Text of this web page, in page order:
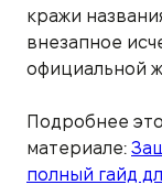
кражи
внезапное
официальной
Подробнее
материале:
полный гайд